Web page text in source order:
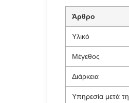
Άρθρο
Υλικό
Μέγεθος
Διάρκεια
Υπηρεσία μετά